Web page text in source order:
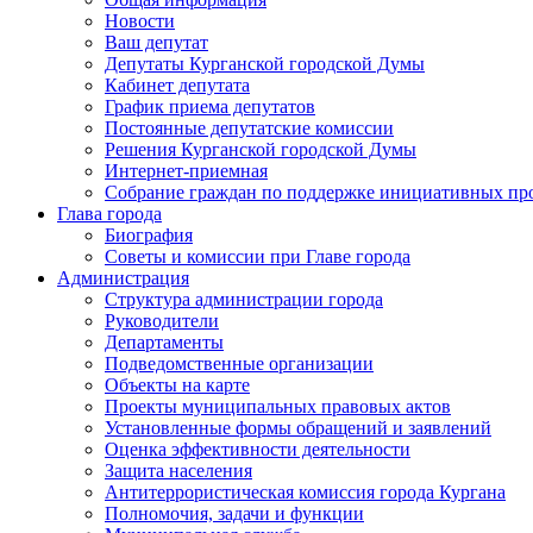
Новости
Ваш депутат
Депутаты Курганской городской Думы
Кабинет депутата
График приема депутатов
Постоянные депутатские комиссии
Решения Курганской городской Думы
Интернет-приемная
Собрание граждан по поддержке инициативных
Глава города
Биография
Советы и комиссии при Главе города
Администрация
Структура администрации города
Руководители
Департаменты
Подведомственные организации
Объекты на карте
Проекты муниципальных правовых актов
Установленные формы обращений и заявлений
Оценка эффективности деятельности
Защита населения
Антитеррористическая комиссия города Кургана
Полномочия, задачи и функции